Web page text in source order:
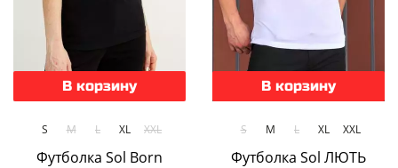
В корзину
S M L XL XXL
Футболка Sol Born
В корзину
S M L XL XXL
Футболка Sol ЛЮТЬ